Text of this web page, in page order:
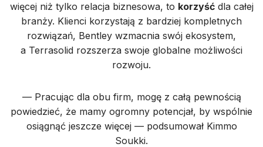
więcej niż tylko relacja biznesowa, to korzyśćdla całej
branży. Klienci korzystają z bardziej kompletnych
rozwiązań, Bentley wzmacnia swój ekosystem,
a Terrasolid rozszerza swoje globalne możliwości
rozwoju.
— Pracując dla obu firm, mogę z całą pewnością
powiedzieć, że mamy ogromny potencjał, by wspólnie
osiągnąć jeszcze więcej — podsumował Kimmo
Soukki.